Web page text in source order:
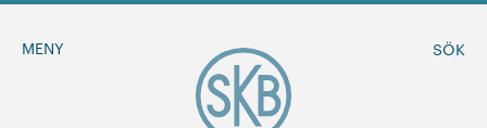
SÖK
MENY